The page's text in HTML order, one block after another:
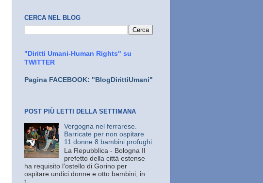
CERCA NEL BLOG
"Diritti Umani-Human Rights" su
TWITTER
Pagina FACEBOOK: "BlogDirittiUmani"
POST PIÙ LETTI DELLA SETTIMANA
Vergogna nel ferrarese.
Barricate per non ospitare
11 donne 8 bambini profughi
La Repubblica - Bologna Il
prefetto della città estense
ha requisito l'ostello di Gorino per
ospitare undici donne e otto bambini, in